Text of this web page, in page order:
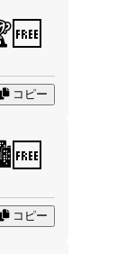
コピー
コピー